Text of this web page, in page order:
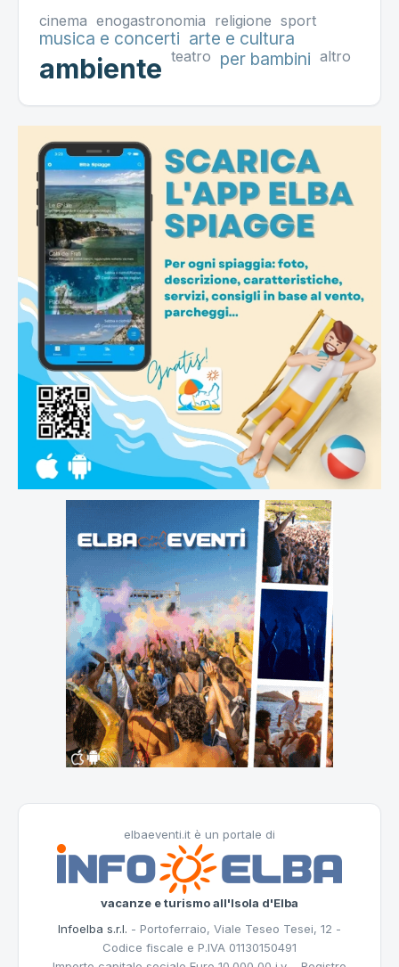
cinema enogastronomia religione sport
musica e concerti arte e cultura
ambiente teatro per bambini altro
elbaeventi.it è un portale di
vacanze e turismo all'Isola d'Elba
Infoelba s.r.l. - Portoferraio, Viale Teseo Tesei, 12 -
Codice fiscale e P.IVA 01130150491